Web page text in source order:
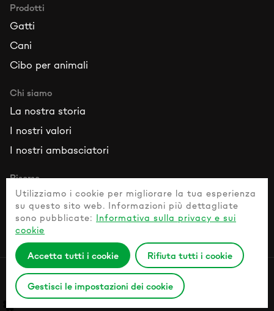
Prodotti
Gatti
Cani
Cibo per animali
Chi siamo
La nostra storia
I nostri valori
I nostri ambasciatori
Risorse
Contattaci
Domande frequenti
Guida agli animali domestici sani
© 2026 Naturesprotection.com All rights reserved.
Informativa sulla privacy
Utilizziamo i cookie per migliorare la tua esperienza
su questo sito web. Informazioni più dettagliate
sono pubblicate: Informativa sulla privacy e sui
cookie
Accetta tutti i cookie Rifiuta tutti i cookie
Gestisci le impostazioni dei cookie